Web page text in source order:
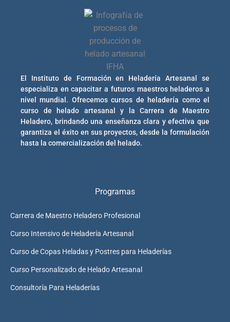
El Instituto de Formación en Heladería Artesanal se
especializa en capacitar a futuros maestros heladeros a
nivel mundial. Ofrecemos cursos de heladería como el
curso de helado artesanal y la Carrera de Maestro
Heladero, brindando una enseñanza clara y efectiva que
garantiza el éxito en sus proyectos, desde la formulación
hasta la comercialización del helado.
Programas
Carrera de Maestro Heladero Profesional
Curso Intensivo de Heladería Artesanal
Curso de Copas Heladas y Postres para Heladerías
Curso Personalizado de Helado Artesanal
Consultoría Para Heladerías